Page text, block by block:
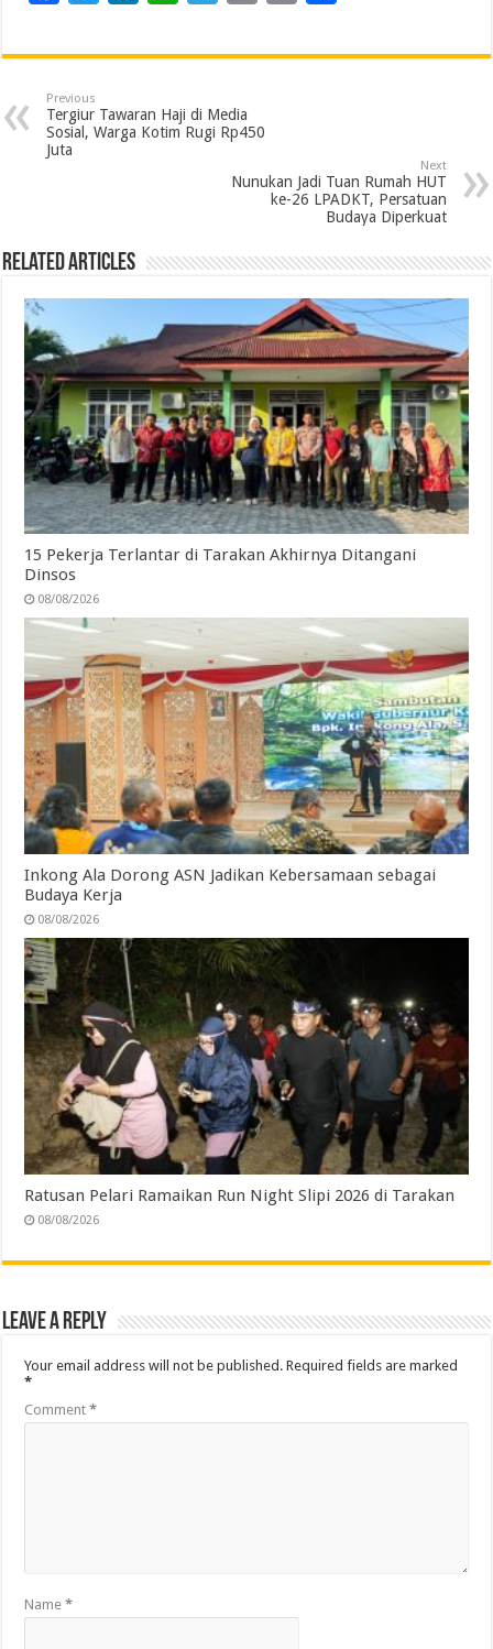
c
b
o
i
t
e
n
e
d
a
s
A
l
g
r
a
i
a
Previous
Tergiur Tawaran Haji di Media
Sosial, Warga Kotim Rugi Rp450
Juta
Next
Nunukan Jadi Tuan Rumah HUT
ke-26 LPADKT, Persatuan
Budaya Diperkuat
Related Articles
15 Pekerja Terlantar di Tarakan Akhirnya Ditangani
Dinsos
08/08/2026
Inkong Ala Dorong ASN Jadikan Kebersamaan sebagai
Budaya Kerja
08/08/2026
Ratusan Pelari Ramaikan Run Night Slipi 2026 di Tarakan
08/08/2026
Leave a Reply
Your email address will not be published. Required fields are marked
*
Comment*
Name*